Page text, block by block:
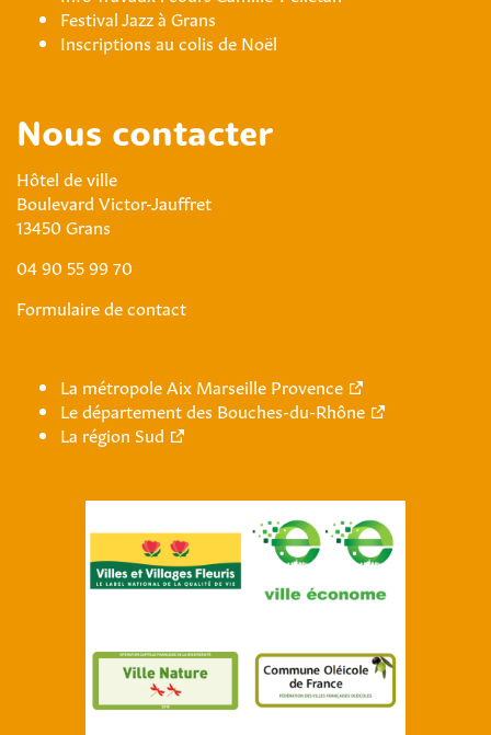
Festival Jazz à Grans
Inscriptions au colis de Noël
Nous contacter
Hôtel de ville
Boulevard Victor-Jauffret
13450 Grans
04 90 55 99 70
Formulaire de contact
La métropole Aix Marseille Provence
Le département des Bouches-du-Rhône
La région Sud